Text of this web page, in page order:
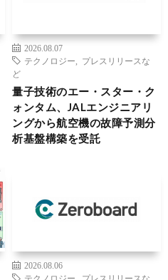
2026.08.07
テクノロジー
プレスリリースな
ど
量子技術のエー・スター・ク
ォンタム、JALエンジニアリ
ングから航空機の故障予測分
析基盤構築を受託
2026.08.06
テクノロジー
プレスリリースな